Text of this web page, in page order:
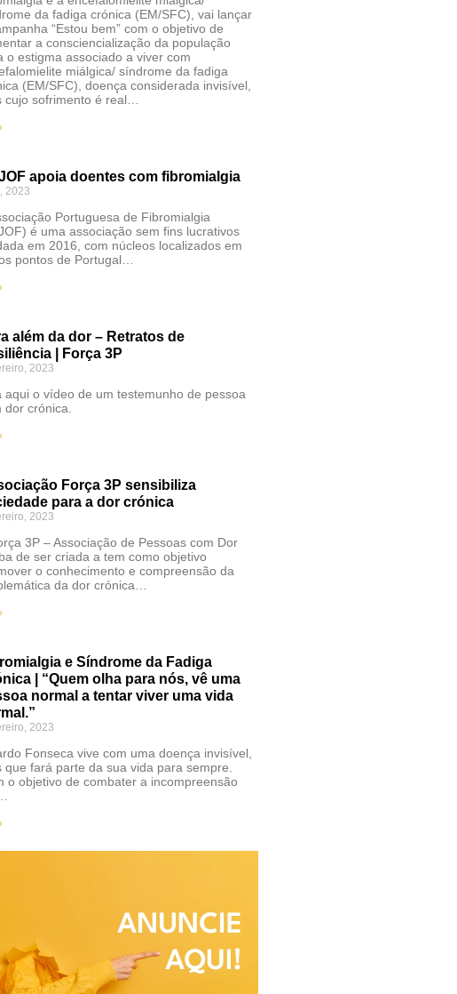
da fadiga crónica (EM/SFC), vai lançar
“Estou bem” com o objetivo de
a consciencialização da população
o estigma associado a viver com
miálgica/ síndrome da fadiga
(EM/SFC), doença considerada invisível,
cujo sofrimento é real…
apoia doentes com fibromialgia
2023
Portuguesa de Fibromialgia
é uma associação sem fins lucrativos
em 2016, com núcleos localizados em
pontos de Portugal…
além da dor – Retratos de
| Força 3P
2023
aqui o vídeo de um testemunho de pessoa
dor crónica.
Força 3P sensibiliza
para a dor crónica
2023
3P – Associação de Pessoas com Dor
de ser criada a tem como objetivo
o conhecimento e compreensão da
da dor crónica…
e Síndrome da Fadiga
| “Quem olha para nós, vê uma
normal a tentar viver uma vida
2023
Fonseca vive com uma doença invisível,
que fará parte da sua vida para sempre.
o objetivo de combater a incompreensão